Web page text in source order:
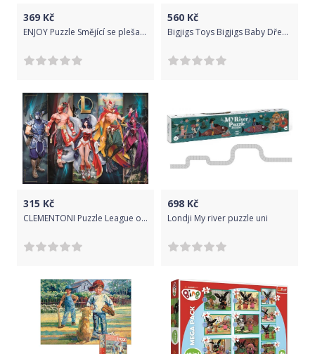
369 Kč
ENJOY Puzzle Smějící se plešatý muž 1000 dílků
560 Kč
Bigjigs Toys Bigjigs Baby Dřevěné puzzle Abeceda malá písmena
315 Kč
CLEMENTONI Puzzle League of Legends 1000 dílků
698 Kč
Londji My river puzzle uni